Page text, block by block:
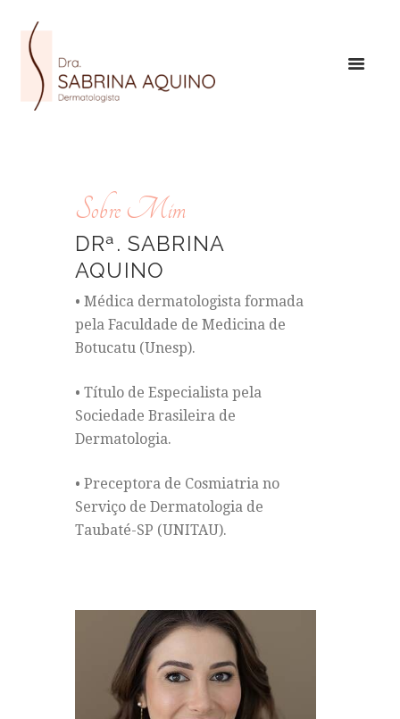
Sobre Mim
DRª. SABRINA
AQUINO
• Médica dermatologista formada
pela Faculdade de Medicina de
Botucatu (Unesp).
• Título de Especialista pela
Sociedade Brasileira de
Dermatologia.
• Preceptora de Cosmiatria no
Serviço de Dermatologia de
Taubaté-SP (UNITAU).